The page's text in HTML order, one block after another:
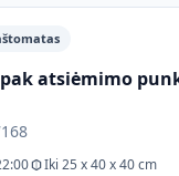
atsiėmimo
Iki 25 x 40 x 40 cm